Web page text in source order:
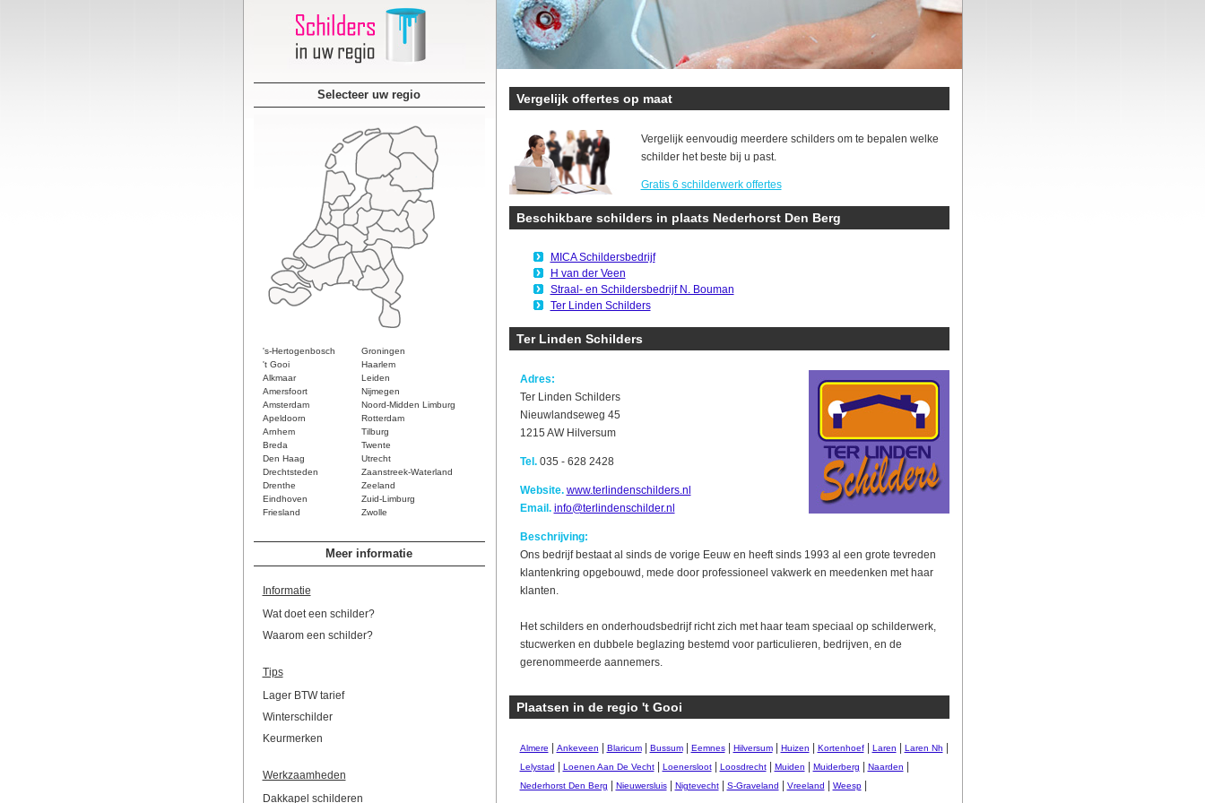
Selecteer uw regio
's-Hertogenbosch
Groningen
't Gooi
Haarlem
Alkmaar
Leiden
Amersfoort
Nijmegen
Amsterdam
Noord-Midden Limburg
Apeldoorn
Rotterdam
Arnhem
Tilburg
Breda
Twente
Den Haag
Utrecht
Drechtsteden
Zaanstreek-Waterland
Drenthe
Zeeland
Eindhoven
Zuid-Limburg
Friesland
Zwolle
Meer informatie
Informatie
Wat doet een schilder?
Waarom een schilder?
Tips
Lager BTW tarief
Winterschilder
Keurmerken
Werkzaamheden
Dakkapel schilderen
Vergelijk offertes op maat
Vergelijk eenvoudig meerdere schilders om te bepalen welke
schilder het beste bij u past.
Gratis 6 schilderwerk offertes
Beschikbare schilders in plaats Nederhorst Den Berg
MICA Schildersbedrijf
H van der Veen
Straal- en Schildersbedrijf N. Bouman
Ter Linden Schilders
Ter Linden Schilders
Adres:
Ter Linden Schilders
Nieuwlandseweg 45
1215 AW Hilversum
Tel.035 - 628 2428
Website. www.terlindenschilders.nl
Email. info@terlindenschilder.nl
Beschrijving:
Ons bedrijf bestaat al sinds de vorige Eeuw en heeft sinds 1993 al een grote tevreden
klantenkring opgebouwd, mede door professioneel vakwerk en meedenken met haar
klanten.
Het schilders en onderhoudsbedrijf richt zich met haar team speciaal op schilderwerk,
stucwerken en dubbele beglazing bestemd voor particulieren, bedrijven, en de
gerenommeerde aannemers.
Plaatsen in de regio 't Gooi
Almere Ankeveen Blaricum| Bussum| Eemnes| Hilversum| Huizen Kortenhoef| Laren Laren Nh
Lelystad Loenen Aan De Vecht| Loenersloot| Loosdrecht| Muiden Muiderberg Naarden
Nederhorst Den Berg Nieuwersluis| Nigtevecht| S-Graveland Vreeland Weesp|